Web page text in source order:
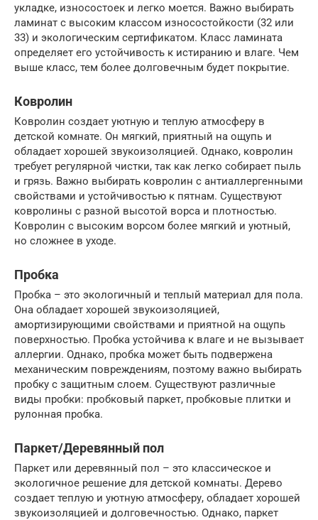
укладке, износостоек и легко моется. Важно выбирать
ламинат с высоким классом износостойкости (32 или
33) и экологическим сертификатом. Класс ламината
определяет его устойчивость к истиранию и влаге. Чем
выше класс, тем более долговечным будет покрытие.
Ковролин
Ковролин создает уютную и теплую атмосферу в
детской комнате. Он мягкий, приятный на ощупь и
обладает хорошей звукоизоляцией. Однако, ковролин
требует регулярной чистки, так как легко собирает пыль
и грязь. Важно выбирать ковролин с антиаллергенными
свойствами и устойчивостью к пятнам. Существуют
ковролины с разной высотой ворса и плотностью.
Ковролин с высоким ворсом более мягкий и уютный,
но сложнее в уходе.
Пробка
Пробка – это экологичный и теплый материал для пола.
Она обладает хорошей звукоизоляцией,
амортизирующими свойствами и приятной на ощупь
поверхностью. Пробка устойчива к влаге и не вызывает
аллергии. Однако, пробка может быть подвержена
механическим повреждениям, поэтому важно выбирать
пробку с защитным слоем. Существуют различные
виды пробки: пробковый паркет, пробковые плитки и
рулонная пробка.
Паркет/Деревянный пол
Паркет или деревянный пол – это классическое и
экологичное решение для детской комнаты. Дерево
создает теплую и уютную атмосферу, обладает хорошей
звукоизоляцией и долговечностью. Однако, паркет